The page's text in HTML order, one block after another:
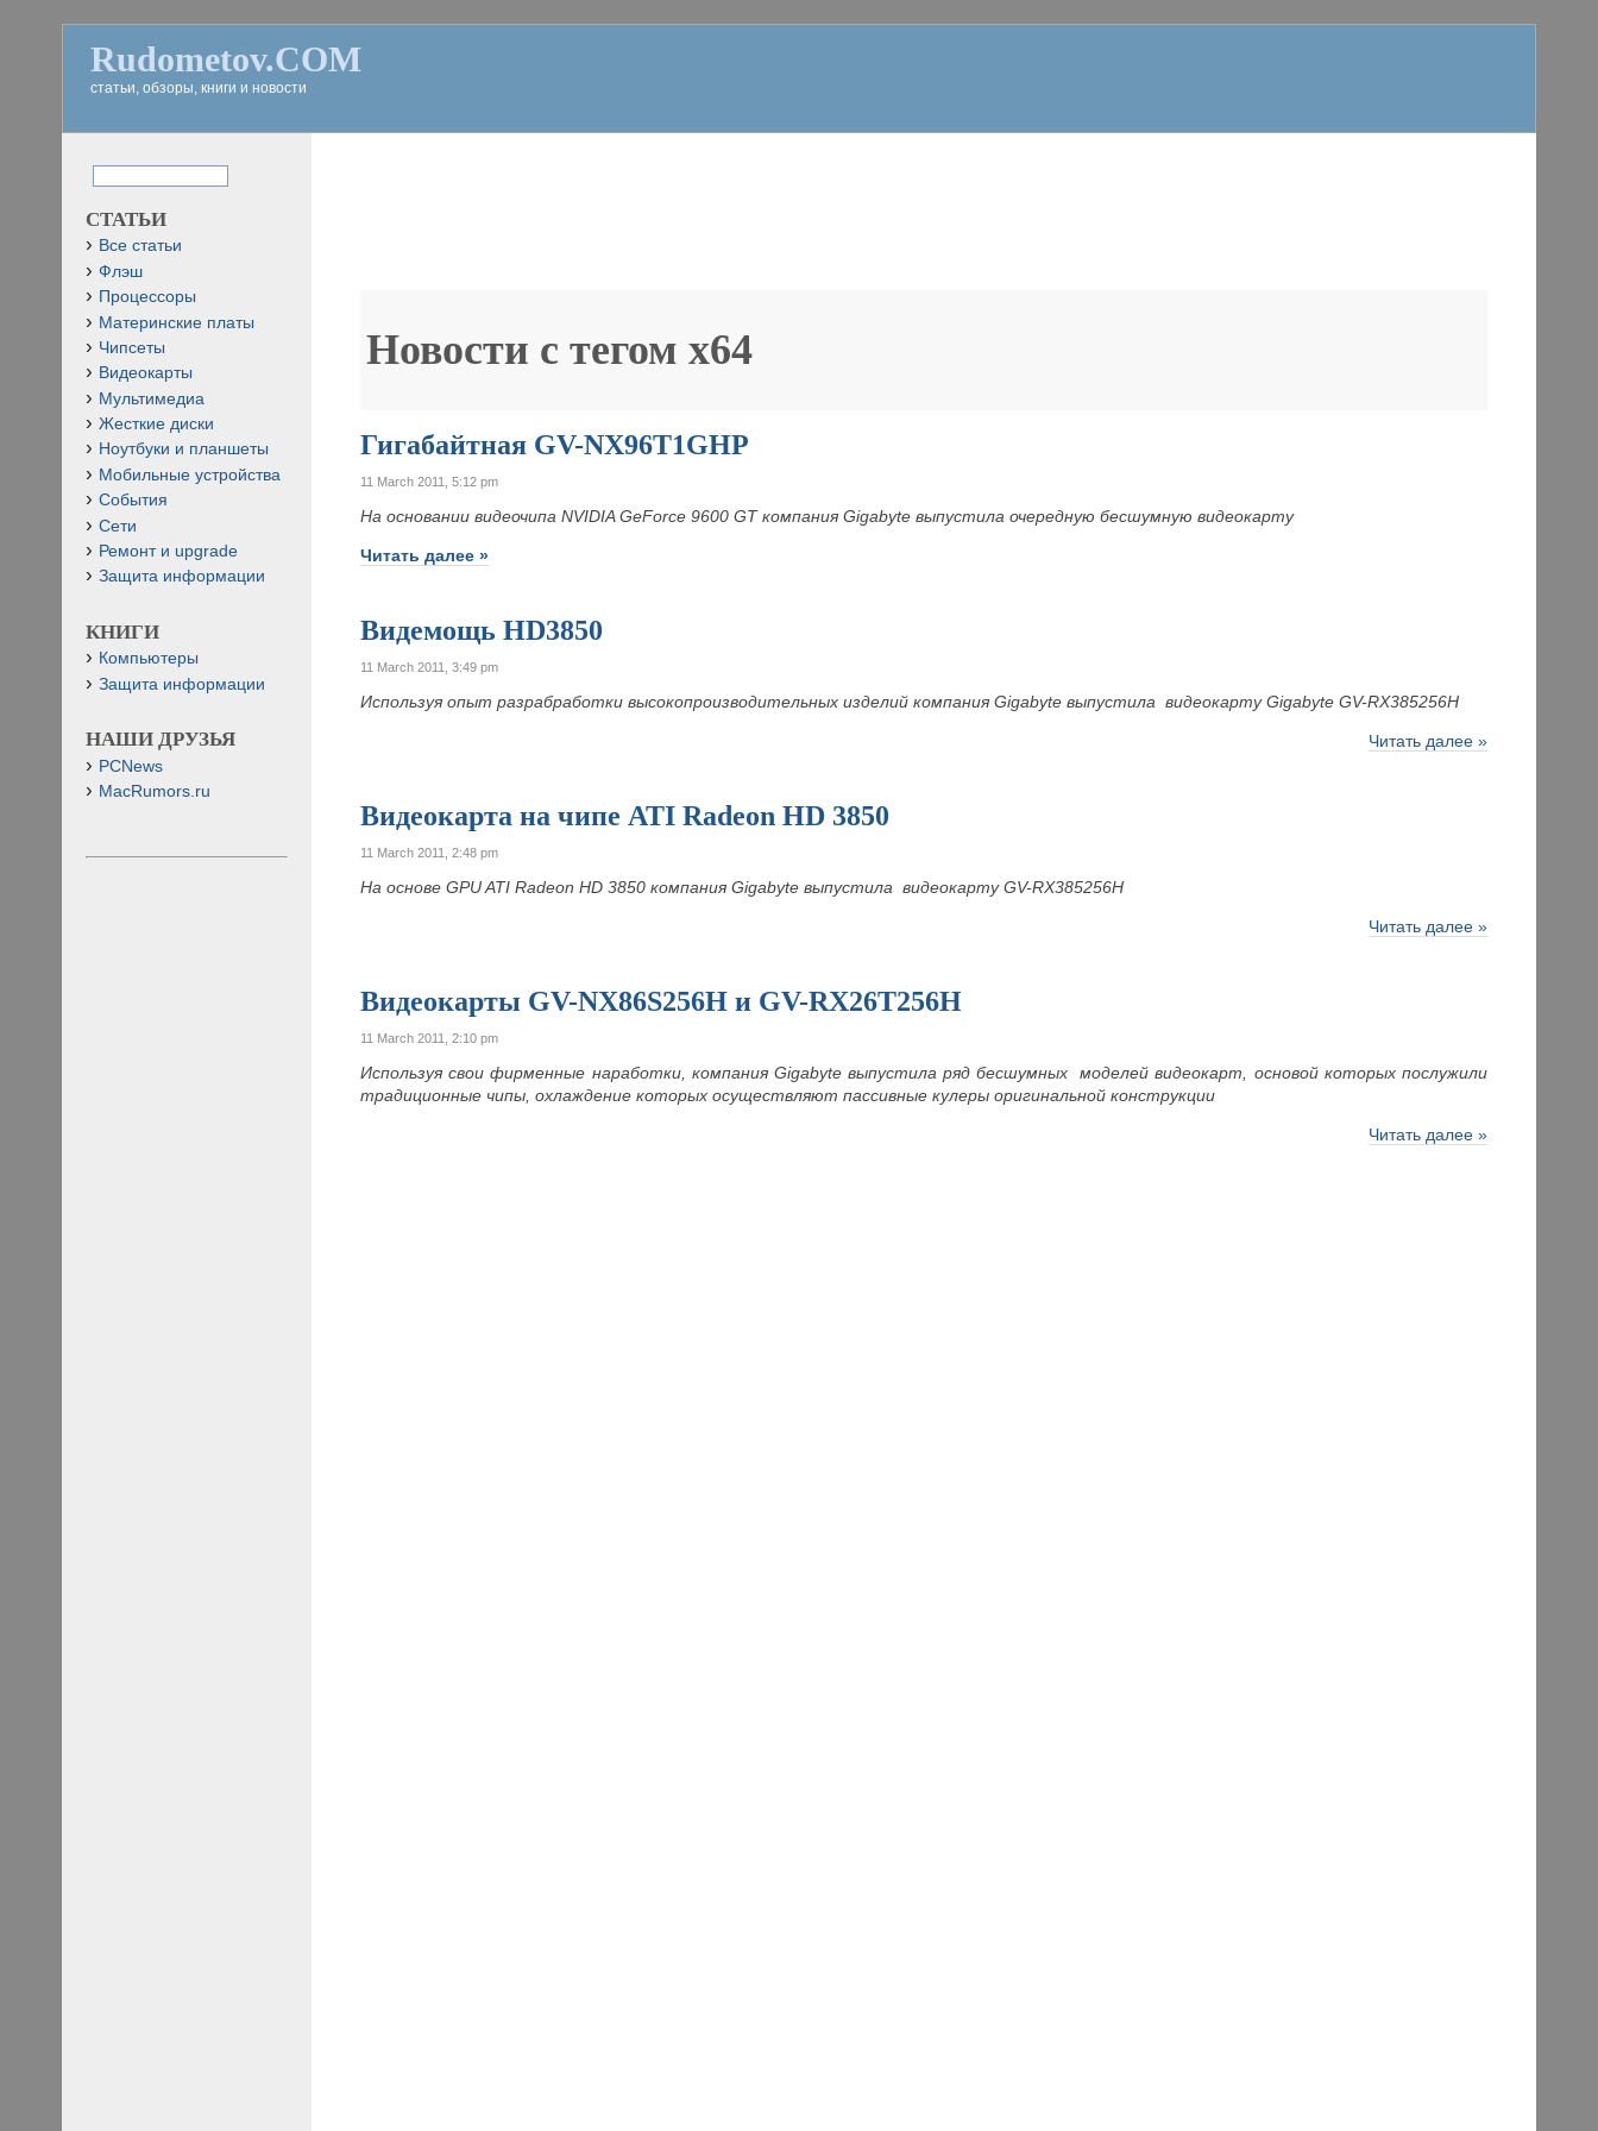
Rudometov.COM
статьи, обзоры, книги и новости
Новости с тегомx64
Гигабайтная GV-NX96T1GHP
11 March 2011, 5:12 pm
На основании видеочипа NVIDIA GeForce 9600 GT компания Gigabyte выпустила очередную бесшумную видеокарту
Читать далее »
Видемощь HD3850
11 March 2011, 3:49 pm
Используя опыт разрабработки высокопроизводительных изделий компания Gigabyte выпустила видеокарту Gigabyte GV-RX385256H
Читать далее »
Видеокарта на чипе ATI Radeon HD 3850
11 March 2011, 2:48 pm
На основе GPU ATI Radeon HD 3850 компания Gigabyte выпустила видеокарту GV-RX385256H
Читать далее »
Видеокарты GV-NX86S256H и GV-RX26T256H
11 March 2011, 2:10 pm
Используя свои фирменные наработки, компания Gigabyte выпустила ряд бесшумных моделей видеокарт, основой которых послужили
традиционные чипы, охлаждение которых осуществляют пассивные кулеры оригинальной конструкции
Читать далее »
СТАТЬИ
Все статьи
Флэш
Процессоры
Материнские платы
Чипсеты
Видеокарты
Мультимедиа
Жесткие диски
Ноутбуки и планшеты
Мобильные устройства
События
Сети
Ремонт и upgrade
Защита информации
КНИГИ
Компьютеры
Защита информации
НАШИ ДРУЗЬЯ
PCNews
MacRumors.ru